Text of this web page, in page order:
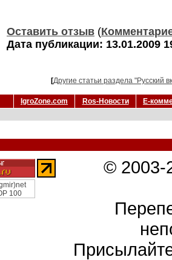
Оставить отзыв (
Дата публикации: 13.01.2009
[Другие статьи раздела "Русский
IgroZone.com Ros-Новости
Е-
©